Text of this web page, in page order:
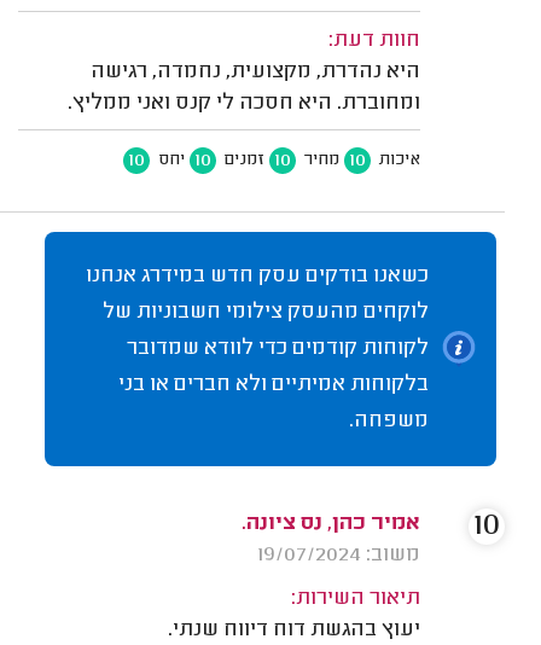
חוות דעת:
היא נהדרת, מקצועית, נחמדה, רגישה
ומחוברת. היא חסכה לי קנס ואני ממליץ.
איכות 10 מחיר 10 זמנים 10 יחס 10
כשאנו בודקים עסק חדש במידרג אנחנו
לוקחים מהעסק צילומי חשבוניות של
לקוחות קודמים כדי לוודא שמדובר
בלקוחות אמיתיים ולא חברים או בני
משפחה.
אמיר כהן, נס ציונה.
משוב: 19/07/2024
תיאור השירות:
יעוץ בהגשת דוח דיווח שנתי.
10